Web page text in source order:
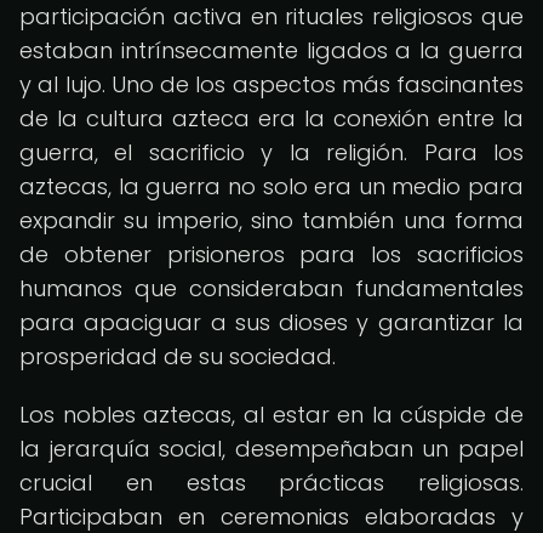
participación activa en rituales religiosos que
estaban intrínsecamente ligados a la guerra
y al lujo. Uno de los aspectos más fascinantes
de la cultura azteca era la conexión entre la
guerra, el sacrificio y la religión. Para los
aztecas, la guerra no solo era un medio para
expandir su imperio, sino también una forma
de obtener prisioneros para los sacrificios
humanos que consideraban fundamentales
para apaciguar a sus dioses y garantizar la
prosperidad de su sociedad.
Los nobles aztecas, al estar en la cúspide de
la jerarquía social, desempeñaban un papel
crucial en estas prácticas religiosas.
Participaban en ceremonias elaboradas y